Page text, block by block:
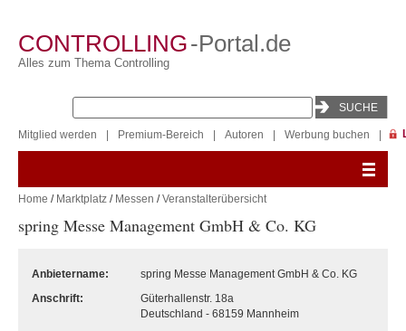
CONTROLLING-Portal.de
Alles zum Thema Controlling
Mitglied werden Premium-Bereich Autoren Werbung buchen
Home / Marktplatz / Messen /Veranstalterübersicht
spring Messe Management GmbH & Co. KG
Anbietername:
spring Messe Management GmbH & Co. KG
Anschrift:
Güterhallenstr. 18a
Deutschland - 68159 Mannheim